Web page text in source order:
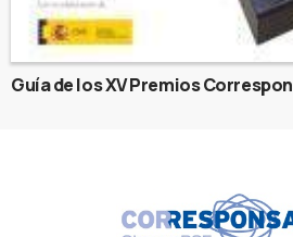
Guía de los XV Premios